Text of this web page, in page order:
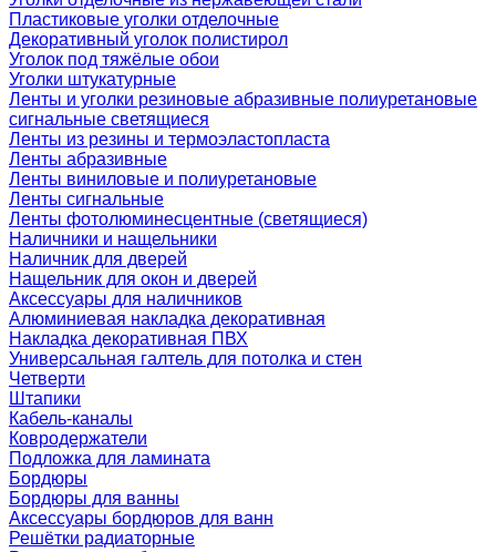
Пластиковые уголки отделочные
Декоративный уголок полистирол
Уголок под тяжёлые обои
Уголки штукатурные
Ленты и уголки резиновые абразивные полиуретановые
сигнальные светящиеся
Ленты из резины и термоэластопласта
Ленты абразивные
Ленты виниловые и полиуретановые
Ленты сигнальные
Ленты фотолюминесцентные (светящиеся)
Наличники и нащельники
Наличник для дверей
Нащельник для окон и дверей
Аксессуары для наличников
Алюминиевая накладка декоративная
Накладка декоративная ПВХ
Универсальная галтель для потолка и стен
Четверти
Штапики
Кабель-каналы
Ковродержатели
Подложка для ламината
Бордюры
Бордюры для ванны
Аксессуары бордюров для ванн
Решётки радиаторные